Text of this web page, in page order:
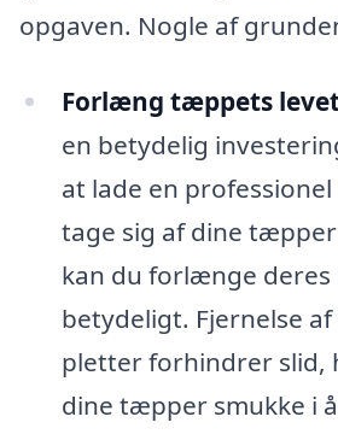
opgaven. Nogle af
Forlæng tæppets
en betydelig
at lade en
tage sig af dine
kan du forlænge deres
betydeligt. Fjernelse
pletter forhindrer slid,
dine tæpper smukke i